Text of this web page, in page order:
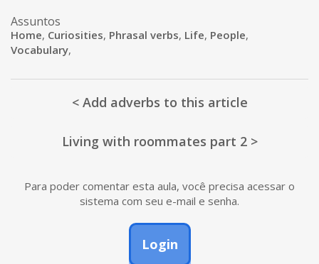
Assuntos
Home, Curiosities, Phrasal verbs, Life, People,
Vocabulary,
< Add adverbs to this article
Living with roommates part 2 >
Para poder comentar esta aula, você precisa acessar o
sistema com seu e-mail e senha.
Login